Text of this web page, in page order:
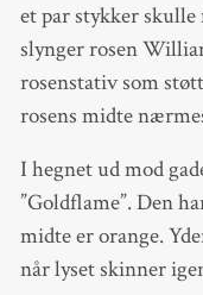
et par stykker skulle
slynger rosen
rosenstativ som
rosens midte
I hegnet ud mod
”Goldflame”. Den
midte er orange.
når lyset skinner